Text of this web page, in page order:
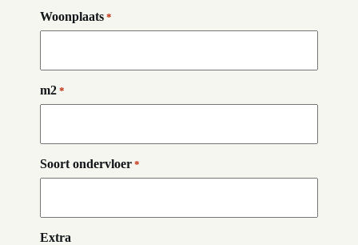
Woonplaats *
m2 *
Soort ondervloer *
Extra